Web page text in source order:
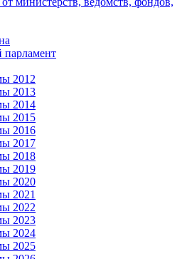
2012
2013
2014
2015
2016
2017
2018
2019
2020
2021
2022
2023
2024
2025